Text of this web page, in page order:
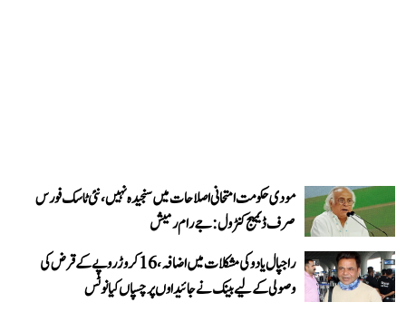
مودی حکومت امتحانی اصلاحات میں سنجیدہ نہیں، نئی ٹاسک فورس
صرف ڈیمیج کنٹرول: جے رام رمیش
راجپال یادو کی مشکلات میں اضافہ، 16 کروڑ روپے کے قرض کی
وصولی کے لیے بینک نے جائیداوں پر چسپاں کیا نوٹس